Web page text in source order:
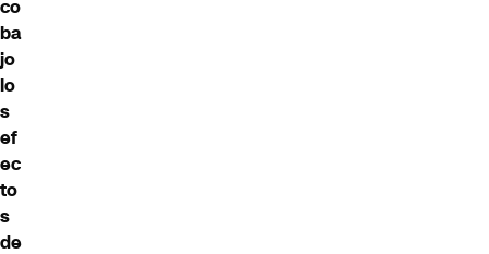
co
ba
jo
lo
s
ef
ec
to
s
de